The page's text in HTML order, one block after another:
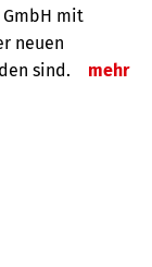
mit
neuen
sind.
mehr